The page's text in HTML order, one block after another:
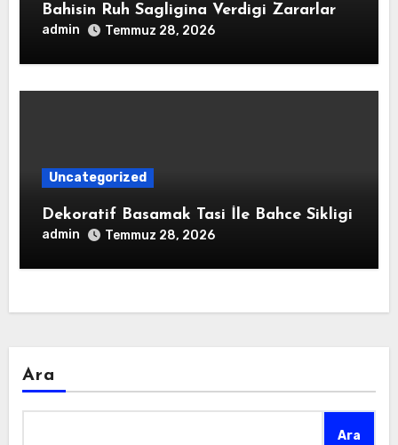
Bahisin Ruh Sagligina Verdigi Zararlar
admin Temmuz 28, 2026
Uncategorized
Dekoratif Basamak Tasi İle Bahce Sikligi
admin Temmuz 28, 2026
Ara
Ara